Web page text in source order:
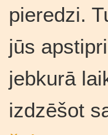
pieredzi.
jūs
jebkurā
izdzēšot